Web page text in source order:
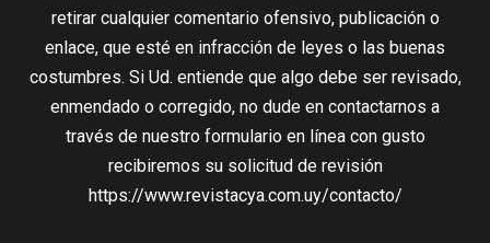
retirar cualquier comentario ofensivo, publicación o
enlace, que esté en infracción de leyes o las buenas
costumbres. Si Ud. entiende que algo debe ser revisado,
enmendado o corregido, no dude en contactarnos a
través de nuestro formulario en línea con gusto
recibiremos su solicitud de revisión
https://www.revistacya.com.uy/contacto/